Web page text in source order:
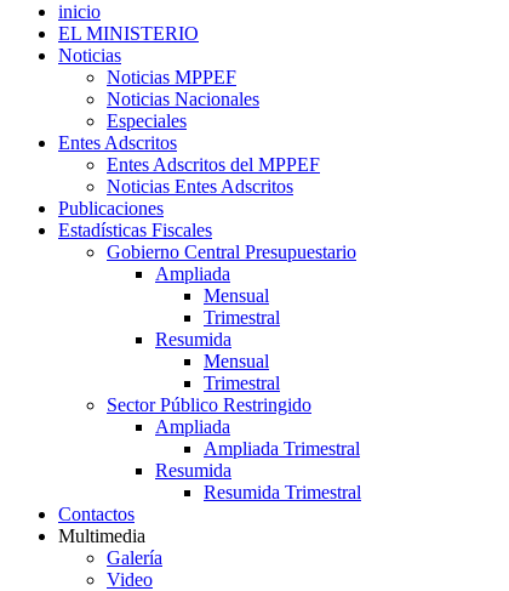
inicio
EL MINISTERIO
Noticias
Noticias MPPEF
Noticias Nacionales
Especiales
Entes Adscritos
Entes Adscritos del MPPEF
Noticias Entes Adscritos
Publicaciones
Estadísticas Fiscales
Gobierno Central Presupuestario
Ampliada
Mensual
Trimestral
Resumida
Mensual
Trimestral
Sector Público Restringido
Ampliada
Ampliada Trimestral
Resumida
Resumida Trimestral
Contactos
Multimedia
Galería
Video